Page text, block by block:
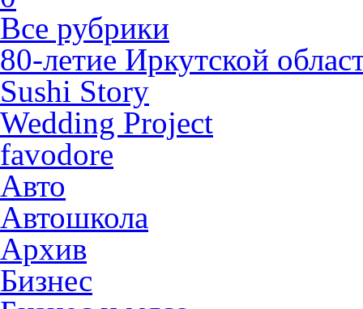
Все рубрики
80-летие Иркутской
Sushi Story
Wedding Project
favodore
Авто
Автошкола
Архив
Бизнес